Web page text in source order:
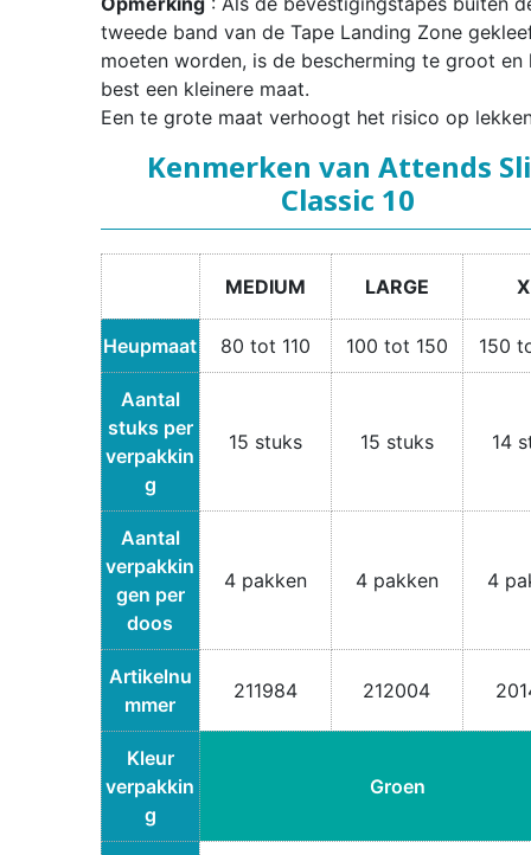
tweede band van de Tape Landing Zone
moeten worden, is de bescherming te groot en
best een kleinere maat.
Een te grote maat verhoogt het risico op
Kenmerken van Attends
Classic 10
MEDIUM LARGE
Heupmaat 80 tot 110 100 tot 150 150
Aantal
stuks per
verpakkin
g
15 stuks 15 stuks 14
Aantal
verpakkin
gen per
doos
4 pakken 4 pakken 4
Artikelnu
mmer
211984 212004
Kleur
verpakkin
g
Groen